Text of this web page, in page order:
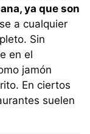
ya que son
a cualquier
Sin
en el
jamón
En ciertos
suelen